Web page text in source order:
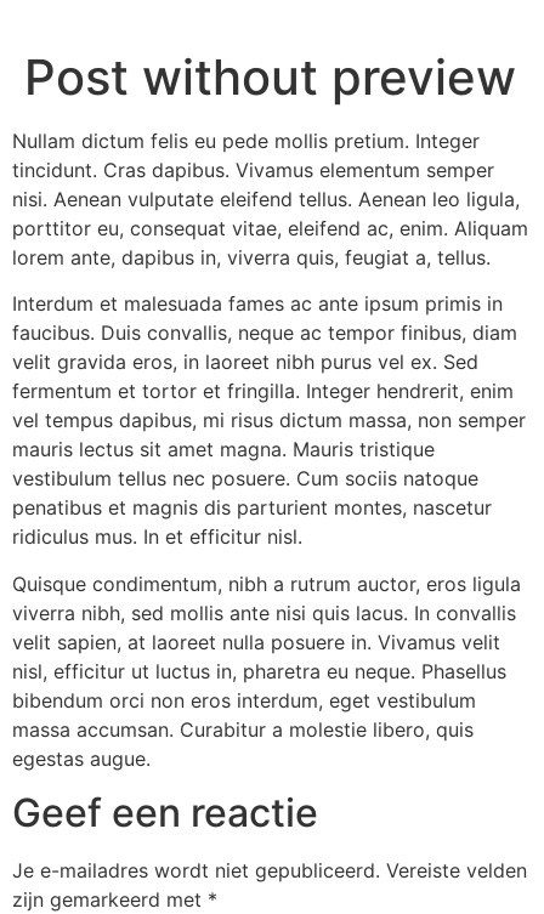
inhoudPost without preview
Nullam dictum felis eu pede mollis pretium. Integer
tincidunt. Cras dapibus. Vivamus elementum semper
nisi. Aenean vulputate eleifend tellus. Aenean leo ligula,
porttitor eu, consequat vitae, eleifend ac, enim. Aliquam
lorem ante, dapibus in, viverra quis, feugiat a, tellus.
Interdum et malesuada fames ac ante ipsum primis in
faucibus. Duis convallis, neque ac tempor finibus, diam
velit gravida eros, in laoreet nibh purus vel ex. Sed
fermentum et tortor et fringilla. Integer hendrerit, enim
vel tempus dapibus, mi risus dictum massa, non semper
mauris lectus sit amet magna. Mauris tristique
vestibulum tellus nec posuere. Cum sociis natoque
penatibus et magnis dis parturient montes, nascetur
ridiculus mus. In et efficitur nisl.
Quisque condimentum, nibh a rutrum auctor, eros ligula
viverra nibh, sed mollis ante nisi quis lacus. In convallis
velit sapien, at laoreet nulla posuere in. Vivamus velit
nisl, efficitur ut luctus in, pharetra eu neque. Phasellus
bibendum orci non eros interdum, eget vestibulum
massa accumsan. Curabitur a molestie libero, quis
egestas augue.
Geef een reactie
Je e-mailadres wordt niet gepubliceerd. Vereiste velden
zijn gemarkeerd met *